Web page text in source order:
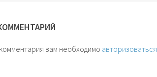
вам необходимо авторизоваться